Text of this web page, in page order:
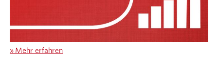
» Mehr erfahren